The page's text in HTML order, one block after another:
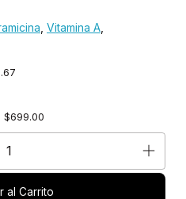
Vitamina A
$699.00
al Carrito